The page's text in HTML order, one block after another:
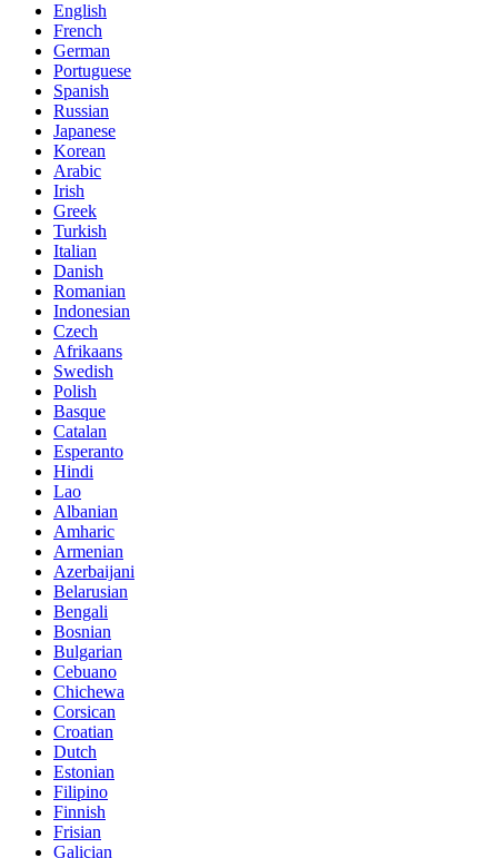
English
French
German
Portuguese
Spanish
Russian
Japanese
Korean
Arabic
Irish
Greek
Turkish
Italian
Danish
Romanian
Indonesian
Czech
Afrikaans
Swedish
Polish
Basque
Catalan
Esperanto
Hindi
Lao
Albanian
Amharic
Armenian
Azerbaijani
Belarusian
Bengali
Bosnian
Bulgarian
Cebuano
Chichewa
Corsican
Croatian
Dutch
Estonian
Filipino
Finnish
Frisian
Galician